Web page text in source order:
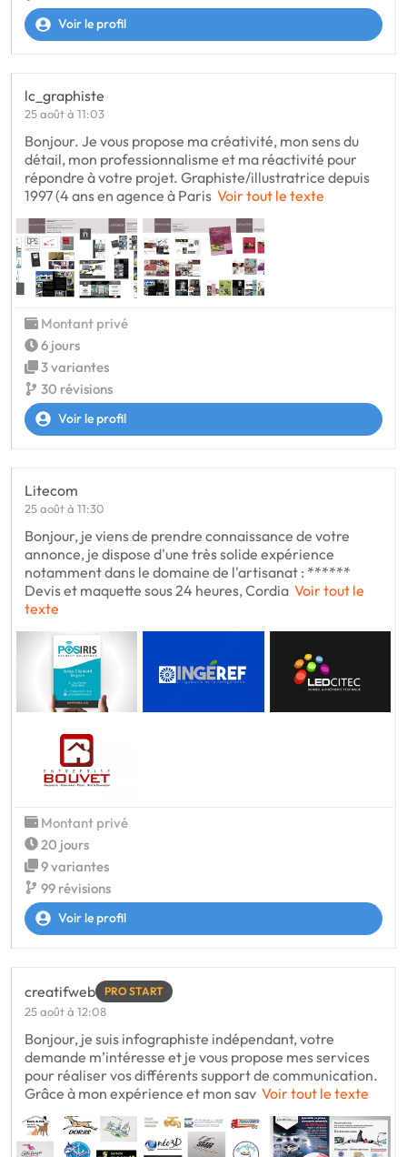
Voir le profil
lc_graphiste
25 août à 11:03
Bonjour. Je vous propose ma créativité, mon sens du
détail, mon professionnalisme et ma réactivité pour
répondre à votre projet. Graphiste/illustratrice depuis
1997 (4 ans en agence à Paris Voir tout le texte
Montant privé
6 jours
3 variantes
30 révisions
Voir le profil
Litecom
25 août à 11:30
Bonjour, je viens de prendre connaissance de votre
annonce, je dispose d'une très solide expérience
notamment dans le domaine de l'artisanat : ******
Devis et maquette sous 24 heures, Cordia Voir tout le
texte
Montant privé
20 jours
9 variantes
99 révisions
Voir le profil
creatifweb PRO START
25 août à 12:08
Bonjour, je suis infographiste indépendant, votre
demande m’intéresse et je vous propose mes services
pour réaliser vos différents support de communication.
Grâce à mon expérience et mon sav Voir tout le texte